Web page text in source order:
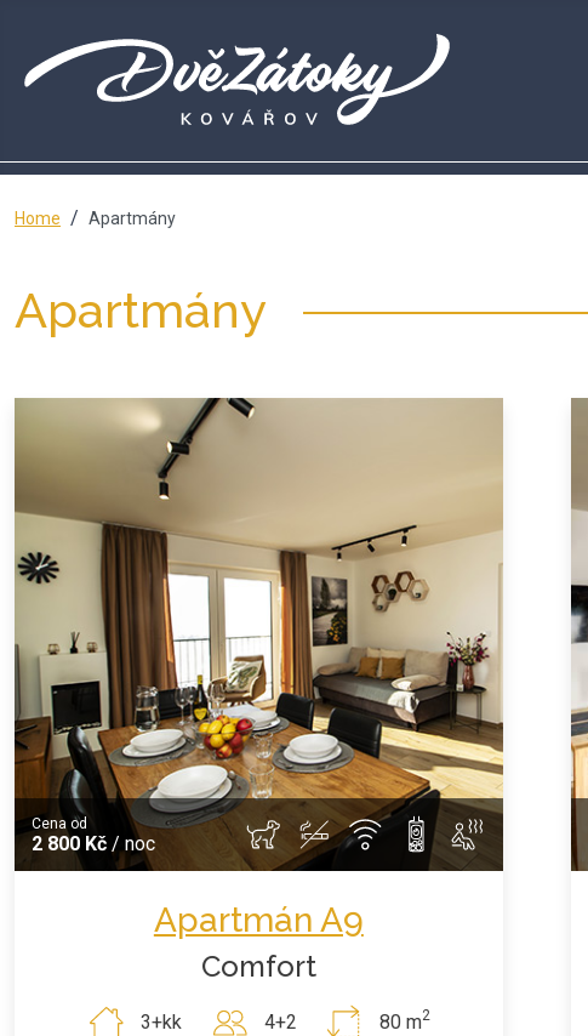
Home Apartmány
Apartmány
Cena od
2 800 Kč / noc
Apartmán A9
Comfort
3+kk 4+2 80 m2